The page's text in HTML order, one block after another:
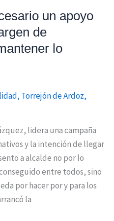
un apoyo
de
lo
, Torrejón de Ardoz,
lidera una campaña
y la intención de llegar
a alcalde no por lo
entre todos, sino
por hacer por y para los
la